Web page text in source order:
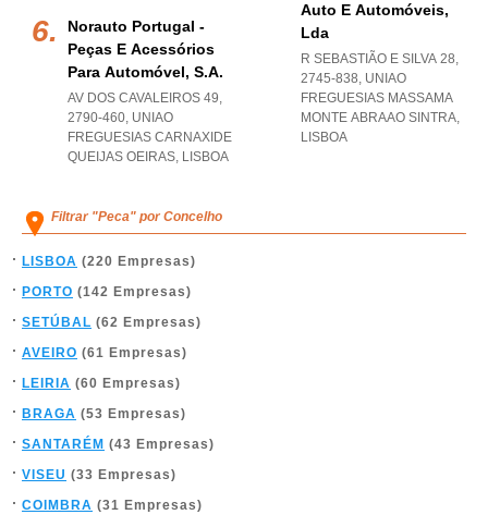
Norauto Portugal -
Peças E Acessórios
Para Automóvel, S.a.
AV DOS CAVALEIROS 49,
2790-460, UNIAO
FREGUESIAS CARNAXIDE
QUEIJAS OEIRAS, LISBOA
Auto E Automóveis,
Lda
R SEBASTIÃO E SILVA 28,
2745-838, UNIAO
FREGUESIAS MASSAMA
MONTE ABRAAO SINTRA,
LISBOA
Filtrar "Peca" por Concelho
LISBOA (220 Empresas)
PORTO (142 Empresas)
SETÚBAL (62 Empresas)
AVEIRO (61 Empresas)
LEIRIA (60 Empresas)
BRAGA (53 Empresas)
SANTARÉM (43 Empresas)
VISEU (33 Empresas)
COIMBRA (31 Empresas)